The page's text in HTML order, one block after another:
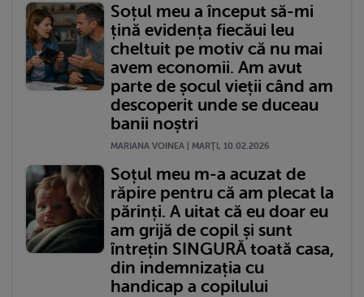
Soțul meu a început să-mi
țină evidența fiecăui leu
cheltuit pe motiv că nu mai
avem economii. Am avut
parte de șocul vieții când am
descoperit unde se duceau
banii noștri
MARIANA VOINEA | MARŢI, 10.02.2026
Soțul meu m-a acuzat de
răpire pentru că am plecat la
părinți. A uitat că eu doar eu
am grijă de copil și sunt
întrețin SINGURĂ toată casa,
din indemnizația cu
handicap a copilului